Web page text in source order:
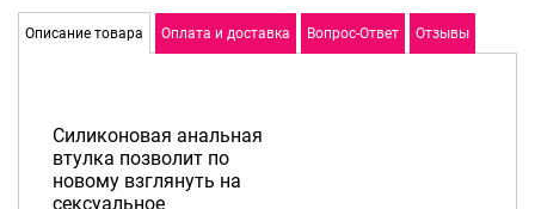
Описание товара Оплата и доставка Вопрос-Ответ Отзывы
Силиконовая анальная
втулка позволит по
новому взглянуть на
сексуальное